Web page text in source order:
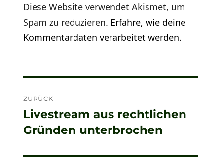
Diese Website verwendet Akismet, um
Spam zu reduzieren. Erfahre, wie deine
Kommentardaten verarbeitet werden.
ZURÜCK
Vorheriger
Beitrag:
Livestream aus rechtlichen
Gründen unterbrochen